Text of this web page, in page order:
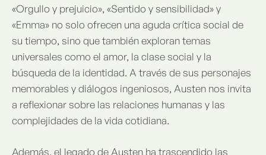
«Orgullo y prejuicio», «Sentido y sensibilidad» y
«Emma» no solo ofrecen una aguda crítica social de
su tiempo, sino que también exploran temas
universales como el amor, la clase social y la
búsqueda de la identidad. A través de sus personajes
memorables y diálogos ingeniosos, Austen nos invita
a reflexionar sobre las relaciones humanas y las
complejidades de la vida cotidiana.
Además, el legado de Austen ha trascendido las